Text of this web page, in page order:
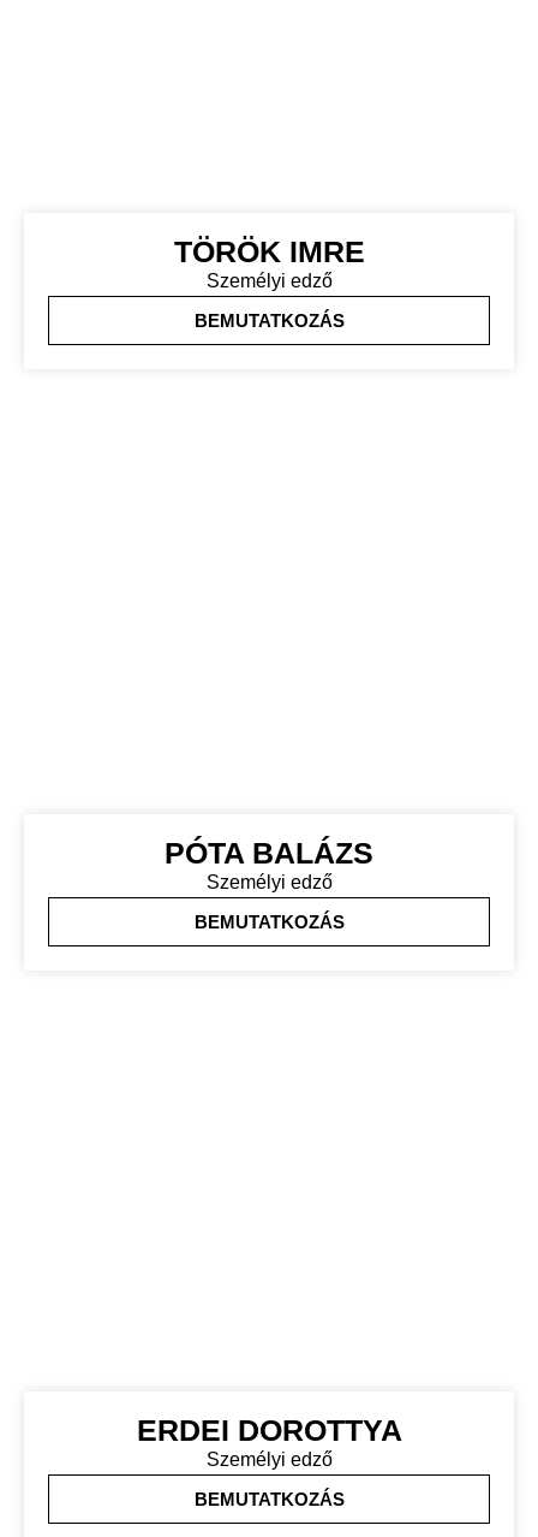
TÖRÖK IMRE
Személyi edző
BEMUTATKOZÁS
PÓTA BALÁZS
Személyi edző
BEMUTATKOZÁS
ERDEI DOROTTYA
Személyi edző
BEMUTATKOZÁS